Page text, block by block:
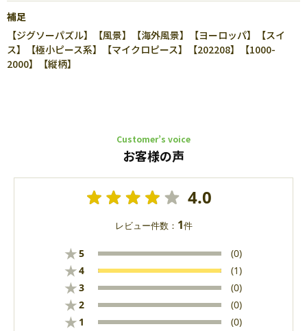
補足
【ジグソーパズル】【風景】【海外風景】【ヨーロッパ】【スイ
ス】【極小ピース系】【マイクロピース】【202208】【1000-
2000】【縦柄】
Customer’s voice
お客様の声
4.0
レビュー件数： 1件
★5 (0)
★4 (1)
★3 (0)
★2 (0)
★ 1 (0)